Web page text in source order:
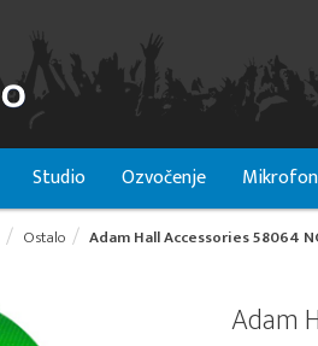
Studio Ozvočenje
Ostalo Adam Hall Accessories 58064
Adam